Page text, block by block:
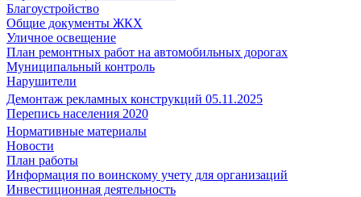
Благоустройство
Общие документы ЖКХ
Уличное освещение
План ремонтных работ на автомобильных дорогах
Муниципальный контроль
Нарушители
Демонтаж рекламных конструкций 05.11.2025
Перепись населения 2020
Нормативные материалы
Новости
План работы
Информация по воинскому учету для организаций
Инвестиционная деятельность